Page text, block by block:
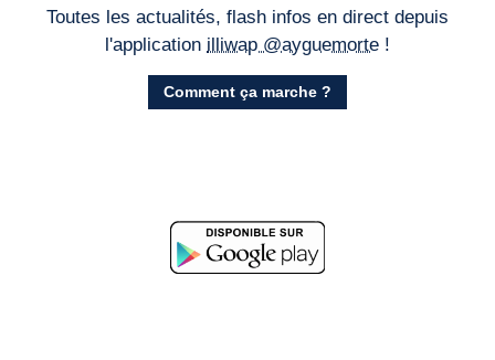
Toutes les actualités, flash infos en direct depuis
l'application illiwap @ayguemorte !
Comment ça marche ?